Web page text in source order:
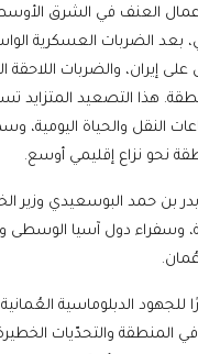
العنف في الشرق
بعد الضربات العسكرية
على إيران، والضربات اللاحقة
هذا التصعيد المتزايد
النقل والحياة اليومية،
نحو نزاع إقليمي أوسع.
بن حمد البوسعيدي وزير
وسفراء دول آسيا الوسطى
للجهود الدبلوماسية
المنطقة والتحدّيات